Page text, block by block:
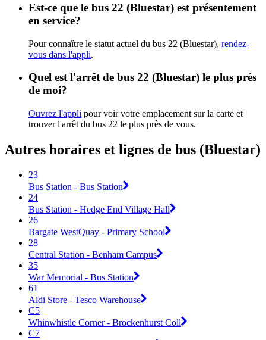
Est-ce que le bus 22 (Bluestar) est présentement
en service?
Pour connaître le statut actuel du bus 22 (Bluestar), rendez-
vous dans l'appli.
Quel est l'arrêt de bus 22 (Bluestar) le plus près
de moi?
Ouvrez l'appli pour voir votre emplacement sur la carte et
trouver l'arrêt du bus 22 le plus près de vous.
Autres horaires et lignes de bus (Bluestar)
23
Bus Station - Bus Station
24
Bus Station - Hedge End Village Hall
26
Bargate WestQuay - Primary School
28
Central Station - Benham Campus
35
War Memorial - Bus Station
61
Aldi Store - Tesco Warehouse
C5
Whinwhistle Corner - Brockenhurst Coll
C7